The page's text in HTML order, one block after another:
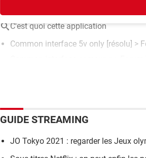
C'est quoi cette application
Common interface 5v only [résolu] >
GUIDE STREAMING
JO Tokyo 2021 : regarder les Jeux